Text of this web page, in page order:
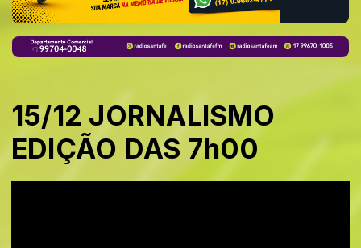
15/12 JORNALISMO
EDIÇÃO DAS 7h00